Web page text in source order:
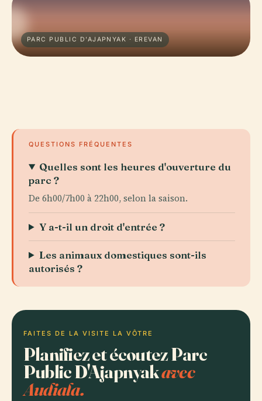
PARC PUBLIC D'AJAPNYAK · EREVAN
QUESTIONS FRÉQUENTES
Quelles sont les heures d'ouverture du
parc ?
De 6h00/7h00 à 22h00, selon la saison.
Y a-t-il un droit d'entrée ?
Les animaux domestiques sont-ils
autorisés ?
FAITES DE LA VISITE LA VÔTRE
Planifiez et écoutez Parc
Public D'Ajapnyakavec
Audiala.